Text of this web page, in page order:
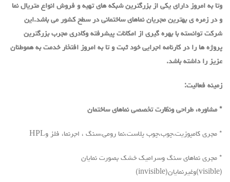
وتا به امروز دارای یکی از بزرگترین شبکه های تهیه و فروش انواع متریال نما
و در زمره ی بهترین مجریان نماهای ساختمانی در سطح کشور می باشد.این
شرکت توانسته با بهره گیری از امکانات پیشرفته وکادری مجرب بزرگترین
پروژه ها را در کارنامه اجرایی خود ثبت و تا به امروز افتخار خدمت به هموطنان
عزیز را داشته باشد.
زمینه فعالیت:
* مشاوره، طراحی ونظارت تخصصی نماهای ساختمان
* مجری کامپوزیت،چوب،چوب پلاست،نما رومی،سنگ ، اجرنما، فلز وHPL
* مجری نماهای سنگ وسرامیک خشک بصورت نمایان
(visible)وغیرنمایان(invisible)